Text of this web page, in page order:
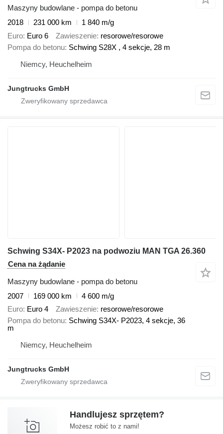
Maszyny budowlane - pompa do betonu
2018
231 000 km
1 840 m/g
Euro Euro 6 Zawieszenie resorowe/resorowe
Pompa do betonu Schwing S28X , 4 sekcje, 28 m
Niemcy, Heuchelheim
Jungtrucks GmbH
Schwing S34X- P2023 na podwoziu MAN TGA 26.360
Cena na żądanie
Maszyny budowlane - pompa do betonu
2007
169 000 km
4 600 m/g
Euro Euro 4 Zawieszenie resorowe/resorowe
Pompa do betonu Schwing S34X- P2023, 4 sekcje, 36
m
Niemcy, Heuchelheim
Jungtrucks GmbH
Handlujesz sprzętem?
Możesz robić to z nami!